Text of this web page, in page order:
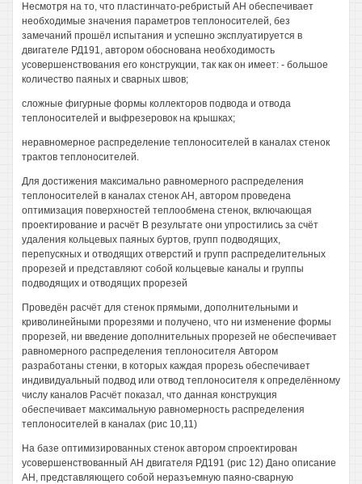
Несмотря на то, что пластинчато-ребристый АН обеспечивает
необходимые значения параметров теплоносителей, без
замечаний прошёл испытания и успешно эксплуатируется в
двигателе РД191, автором обоснована необходимость
усовершенствования его конструкции, так как он имеет: - большое
количество паяных и сварных швов;
сложные фигурные формы коллекторов подвода и отвода
теплоносителей и выфрезеровок на крышках;
неравномерное распределение теплоносителей в каналах стенок
трактов теплоносителей.
Для достижения максимально равномерного распределения
теплоносителей в каналах стенок АН, автором проведена
оптимизация поверхностей теплообмена стенок, включающая
проектирование и расчёт В результате они упростились за счёт
удаления кольцевых паяных буртов, групп подводящих,
перепускных и отводящих отверстий и групп распределительных
прорезей и представляют собой кольцевые каналы и группы
подводящих и отводящих прорезей
Проведён расчёт для стенок прямыми, дополнительными и
криволинейными прорезями и получено, что ни изменение формы
прорезей, ни введение дополнительных прорезей не обеспечивает
равномерного распределения теплоносителя Автором
разработаны стенки, в которых каждая прорезь обеспечивает
индивидуальный подвод или отвод теплоносителя к определённому
числу каналов Расчёт показал, что данная конструкция
обеспечивает максимальную равномерность распределения
теплоносителей в каналах (рис 10,11)
На базе оптимизированных стенок автором спроектирован
усовершенствованный АН двигателя РД191 (рис 12) Дано описание
АН, представляющего собой неразъемную паяно-сварную